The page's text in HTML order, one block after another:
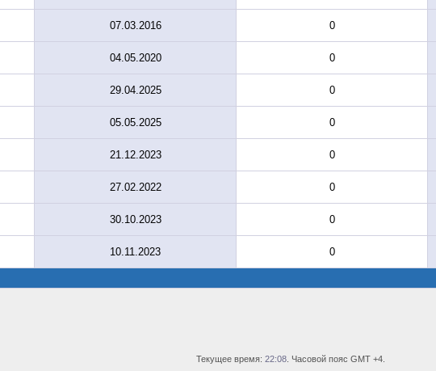
07.03.2016 0
04.05.2020 0
29.04.2025 0
05.05.2025 0
21.12.2023 0
27.02.2022 0
30.10.2023 0
10.11.2023 0
Текущее время: 22:08 . Часовой пояс GMT +4.